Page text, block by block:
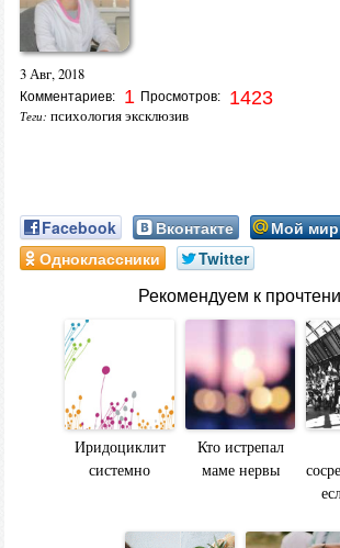
3 Авг, 2018
Комментариев: 1 Просмотров: 1423
Теги: психология эксклюзив
Facebook Вконтакте
Мой мир
Одноклассники
Twitter
Рекомендуем к
Иридоциклит
системно
Кто истрепал
маме нервы